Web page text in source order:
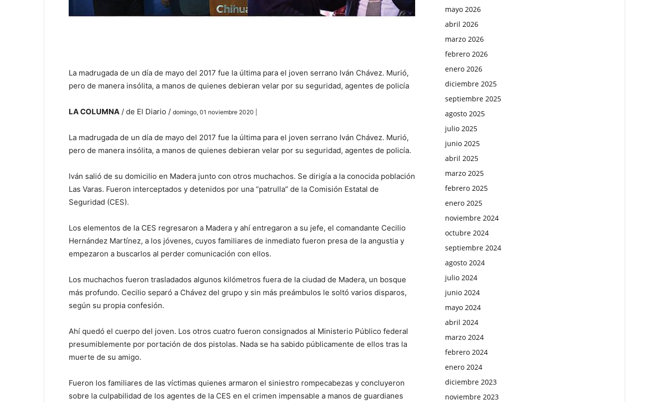
La madrugada de un día de mayo del 2017 fue la última para el joven serrano Iván Chávez. Murió,
pero de manera insólita, a manos de quienes debieran velar por su seguridad, agentes de policía
LA COLUMNA / de El Diario / domingo, 01 noviembre 2020 |
La madrugada de un día de mayo del 2017 fue la última para el joven serrano Iván Chávez. Murió,
pero de manera insólita, a manos de quienes debieran velar por su seguridad, agentes de policía.
Iván salió de su domicilio en Madera junto con otros muchachos. Se dirigía a la conocida población
Las Varas. Fueron interceptados y detenidos por una “patrulla” de la Comisión Estatal de
Seguridad (CES).
Los elementos de la CES regresaron a Madera y ahí entregaron a su jefe, el comandante Cecilio
Hernández Martínez, a los jóvenes, cuyos familiares de inmediato fueron presa de la angustia y
empezaron a buscarlos al perder comunicación con ellos.
Los muchachos fueron trasladados algunos kilómetros fuera de la ciudad de Madera, un bosque
más profundo. Cecilio separó a Chávez del grupo y sin más preámbulos le soltó varios disparos,
según su propia confesión.
Ahí quedó el cuerpo del joven. Los otros cuatro fueron consignados al Ministerio Público federal
presumiblemente por portación de dos pistolas. Nada se ha sabido públicamente de ellos tras la
muerte de su amigo.
Fueron los familiares de las víctimas quienes armaron el siniestro rompecabezas y concluyeron
sobre la culpabilidad de los agentes de la CES en el crimen impensable a manos de guardianes
mayo 2026
abril 2026
marzo 2026
febrero 2026
enero 2026
diciembre 2025
septiembre 2025
agosto 2025
julio 2025
junio 2025
abril 2025
marzo 2025
febrero 2025
enero 2025
noviembre 2024
octubre 2024
septiembre 2024
agosto 2024
julio 2024
junio 2024
mayo 2024
abril 2024
marzo 2024
febrero 2024
enero 2024
diciembre 2023
noviembre 2023